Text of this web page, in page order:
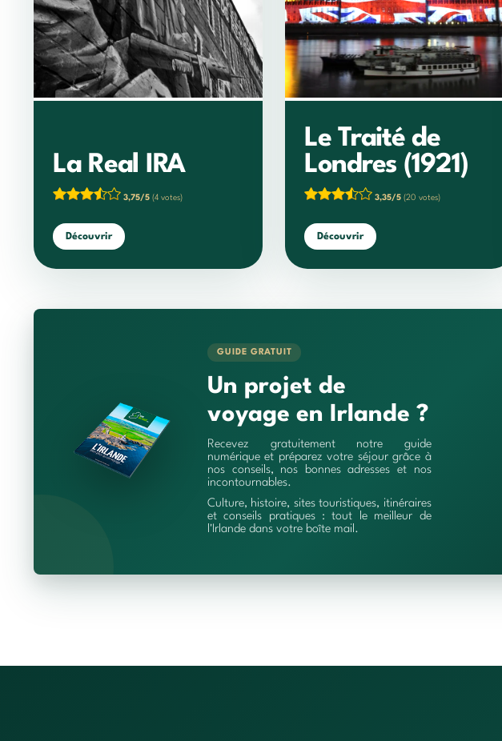
La Real IRA
3,75/5 (4 votes)
Découvrir
Le Traité de
Londres (1921)
3,35/5(20 votes)
Découvrir
GUIDE GRATUIT
Un projet de
voyage en Irlande ?
Recevez gratuitement notre guide
numérique et préparez votre séjour grâce à
nos conseils, nos bonnes adresses et nos
incontournables.
Culture, histoire, sites touristiques, itinéraires
et conseils pratiques : tout le meilleur de
l'Irlande dans votre boîte mail.